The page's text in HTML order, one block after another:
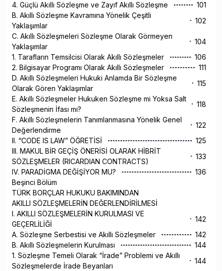
4. Güçlü Akıllı Sözleşme ve Zayıf Akıllı Sözleşme
101
B. Akıllı Sözleşme Kavramına Yönelik Çeşitli
Yaklaşımlar
102
C. Akıllı Sözleşmeleri Sözleşme Olarak Görmeyen
Yaklaşımlar
104
1. Tarafların Temsilcisi Olarak Akıllı Sözleşmeler
106
2. Bilgisayar Programı Olarak Akıllı Sözleşmeler
111
D. Akıllı Sözleşmeleri Hukuki Anlamda Bir Sözleşme
Olarak Gören Yaklaşımlar
115
E. Akıllı Sözleşmeler Hukuken Sözleşme mi Yoksa Salt
Sözleşmenin İfası mı?
118
F. Akıllı Sözleşmelerin Tanımlanmasına Yönelik Genel
Değerlendirme
122
II. “CODE IS LAW” ÖĞRETİSİ
125
III. MAKUL BİR GEÇİŞ ÖNERİSİ OLARAK HİBRİT
SÖZLEŞMELER (RICARDIAN CONTRACTS)
133
IV. PARADİGMA DEĞİŞİYOR MU?
136
Beşinci Bölüm
TÜRK BORÇLAR HUKUKU BAKIMINDAN
AKILLI SÖZLEŞMELERİN DEĞERLENDİRİLMESİ
I. AKILLI SÖZLEŞMELERİN KURULMASI VE
GEÇERLİLİĞİ
142
A. Sözleşme Serbestisi ve Akıllı Sözleşmeler
142
B. Akıllı Sözleşmelerin Kurulması
144
1. Sözleşme Temeli Olarak “İrade” Problemi ve Akıllı
Sözleşmelerde İrade Beyanları
144